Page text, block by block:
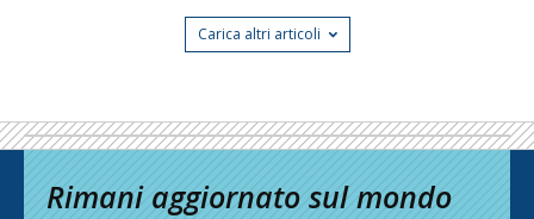
Carica altri articoli
Rimani aggiornato sul mondo